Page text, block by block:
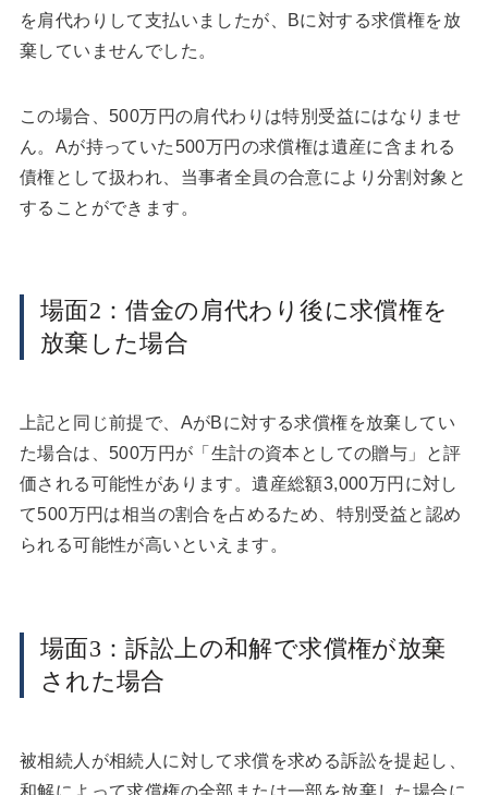
を肩代わりして支払いましたが、Bに対する求償権を放
棄していませんでした。
この場合、500万円の肩代わりは特別受益にはなりませ
ん。Aが持っていた500万円の求償権は遺産に含まれる
債権として扱われ、当事者全員の合意により分割対象と
することができます。
場面2：借金の肩代わり後に求償権を
放棄した場合
上記と同じ前提で、AがBに対する求償権を放棄してい
た場合は、500万円が「生計の資本としての贈与」と評
価される可能性があります。遺産総額3,000万円に対し
て500万円は相当の割合を占めるため、特別受益と認め
られる可能性が高いといえます。
場面3：訴訟上の和解で求償権が放棄
された場合
被相続人が相続人に対して求償を求める訴訟を提起し、
和解によって求償権の全部または一部を放棄した場合に